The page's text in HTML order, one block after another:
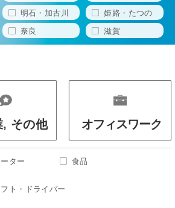
明石・加古川
姫路・たつの
奈良 滋賀
, その他 オフィスワーク
ター
食品
ト・ドライバー